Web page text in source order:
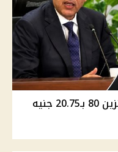
أسعار الوقود في مصر اليوم .. بنزين 80 بـ20.75 جنيه